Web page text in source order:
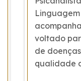
voltado
de
qualidade